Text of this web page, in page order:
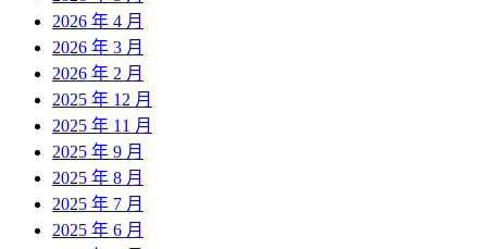
2026 年 4 月
2026 年 3 月
2026 年 2 月
2025 年 12 月
2025 年 11 月
2025 年 9 月
2025 年 8 月
2025 年 7 月
2025 年 6 月